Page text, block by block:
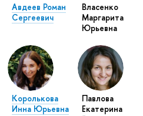
Авдеев Роман
Сергеевич
Власенко
Маргарита
Юрьевна
Королькова
Инна Юрьевна
Павлова
Екатерина